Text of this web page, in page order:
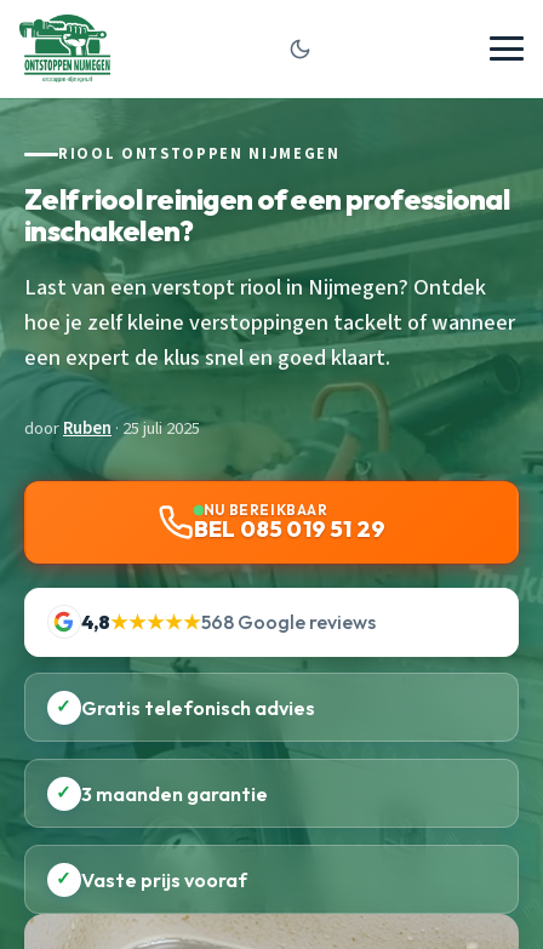
RIOOL ONTSTOPPEN NIJMEGEN
Zelf riool reinigen of een professional
inschakelen?
Last van een verstopt riool in Nijmegen? Ontdek
hoe je zelf kleine verstoppingen tackelt of wanneer
een expert de klus snel en goed klaart.
doorRuben · 25 juli 2025
NU BEREIKBAAR
BEL 085 019 51 29
4,8★★★★★568 Google reviews
✓ Gratis telefonisch advies
✓ 3 maanden garantie
✓ Vaste prijs vooraf